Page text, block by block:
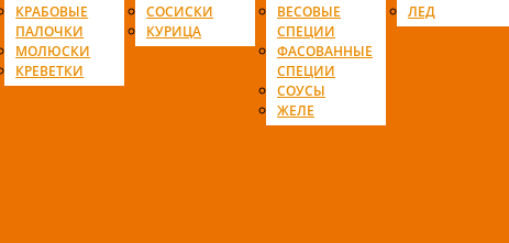
КРАБОВЫЕ
ПАЛОЧКИ
МОЛЮСКИ
КРЕВЕТКИ
СОСИСКИ
КУРИЦА
ВЕСОВЫЕ
СПЕЦИИ
ФАСОВАННЫЕ
СПЕЦИИ
СОУСЫ
ЖЕЛЕ
ЛЕД